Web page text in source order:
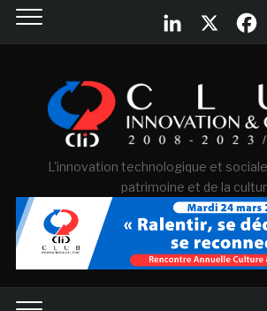
L'innovation technologique et
patrimoine et de la